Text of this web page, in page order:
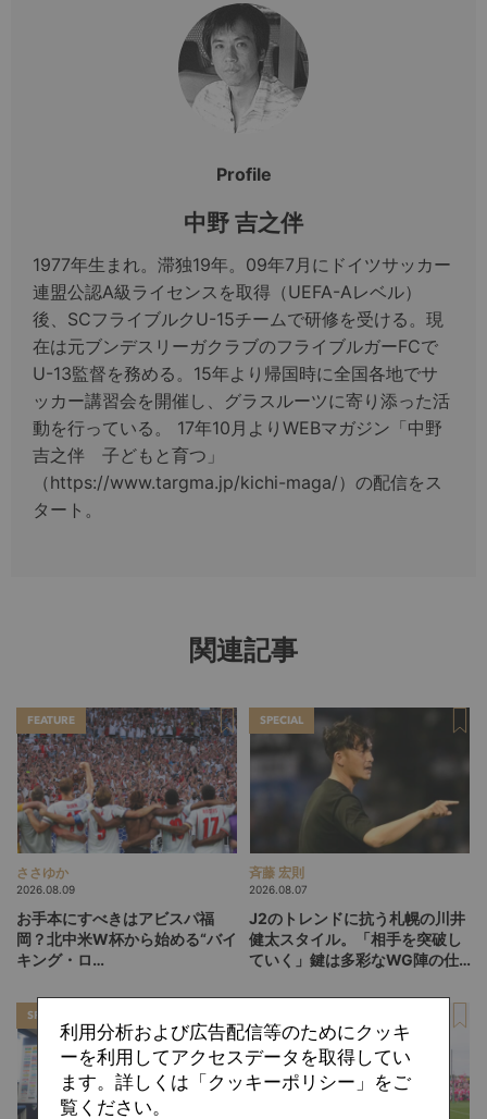
Profile
中野 吉之伴
1977年生まれ。滞独19年。09年7月にドイツサッカー
連盟公認A級ライセンスを取得（UEFA-Aレベル）
後、SCフライブルクU-15チームで研修を受ける。現
在は元ブンデスリーガクラブのフライブルガーFCで
U-13監督を務める。15年より帰国時に全国各地でサ
ッカー講習会を開催し、グラスルーツに寄り添った活
動を行っている。 17年10月よりWEBマガジン「中野
吉之伴 子どもと育つ」
（https://www.targma.jp/kichi-maga/）の配信をス
タート。
関連記事
FEATURE
ささゆか
2026.08.09
お手本にすべきはアビスパ福
岡？北中米W杯から始める“バイ
キング・ロ
探す旅
SPECIAL
斉藤 宏則
2026.08.07
J2のトレンドに抗う札幌の川井
健太スタイル。「相手を突破し
ていく」鍵は多彩なWG陣の仕
SPECIAL
利用分析および広告配信等のためにクッキ
ーを利用してアクセスデータを取得してい
ます。詳しくは「クッキーポリシー」をご
覧ください。